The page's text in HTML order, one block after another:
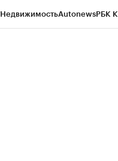
НедвижимостьAutonewsРБК